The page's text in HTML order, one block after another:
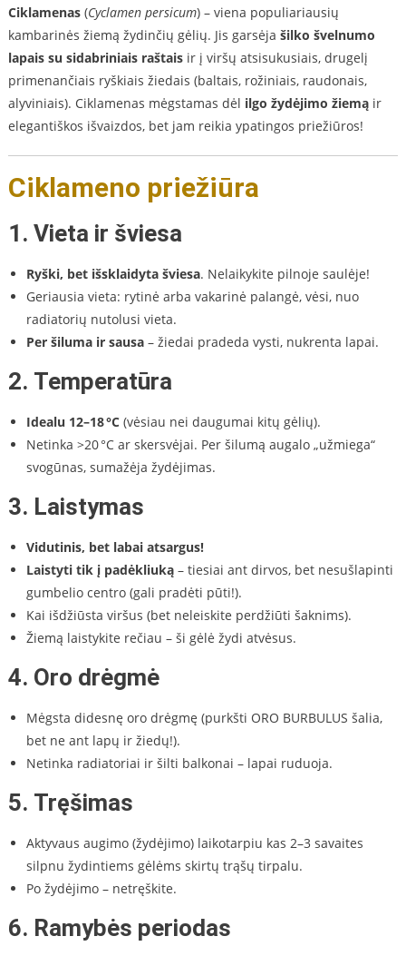
Ciklamenas(Cyclamen persicum) – viena populiariausių
kambarinės žiemą žydinčių gėlių. Jis garsėja šilko švelnumo
lapais su sidabriniais raštaisir į viršų atsisukusiais, drugelį
primenančiais ryškiais žiedais (baltais, rožiniais, raudonais,
alyviniais). Ciklamenas mėgstamas dėl ilgo žydėjimo žiemąir
elegantiškos išvaizdos, bet jam reikia ypatingos priežiūros!
Ciklameno priežiūra
1. Vieta ir šviesa
Ryški, bet išsklaidyta šviesa. Nelaikykite pilnoje saulėje!
Geriausia vieta: rytinė arba vakarinė palangė, vėsi, nuo
radiatorių nutolusi vieta.
Per šiluma ir sausa– žiedai pradeda vysti, nukrenta lapai.
2. Temperatūra
Idealu 12–18 °C(vėsiau nei daugumai kitų gėlių).
Netinka >20 °C ar skersvėjai. Per šilumą augalo „užmiega“
svogūnas, sumažėja žydėjimas.
3. Laistymas
Vidutinis, bet labai atsargus!
Laistyti tik į padėkliuką– tiesiai ant dirvos, bet nesušlapinti
gumbelio centro (gali pradėti pūti!).
Kai išdžiūsta viršus (bet neleiskite perdžiūti šaknims).
Žiemą laistykite rečiau – ši gėlė žydi atvėsus.
4. Oro drėgmė
Mėgsta didesnę oro drėgmę (purkšti ORO BURBULUS šalia,
bet ne ant lapų ir žiedų!).
Netinka radiatoriai ir šilti balkonai – lapai ruduoja.
5. Tręšimas
Aktyvaus augimo (žydėjimo) laikotarpiu kas 2–3 savaites
silpnu žydintiems gėlėms skirtų trąšų tirpalu.
Po žydėjimo – netręškite.
6. Ramybės periodas